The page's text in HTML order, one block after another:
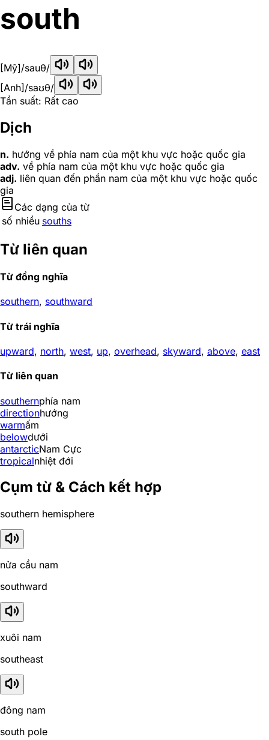
south
[Mỹ]/sauθ/
[Anh] /saʊθ/
Tần suất: Rất cao
Dịch
n. hướng về phía nam của một khu vực hoặc quốc gia
adv. về phía nam của một khu vực hoặc quốc gia
adj. liên quan đến phần nam của một khu vực hoặc quốc
gia
Các dạng của từ
số nhiều souths
Từ liên quan
Từ đồng nghĩa
southern, southward
Từ trái nghĩa
upward, north, west, up, overhead, skyward, above, east
Từ liên quan
southernphía nam
directionhướng
warmấm
belowdưới
antarcticNam Cực
tropicalnhiệt đới
Cụm từ & Cách kết hợp
southern hemisphere
nửa cầu nam
southward
xuôi nam
southeast
đông nam
south pole